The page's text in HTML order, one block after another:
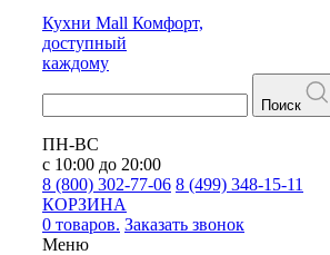
Кухни Mall Комфорт,
доступный
каждому
Поиск
ПН-ВС
с 10:00 до 20:00
8 (800) 302-77-06 8 (499) 348-15-11
КОРЗИНА
0 товаров. Заказать звонок
Меню